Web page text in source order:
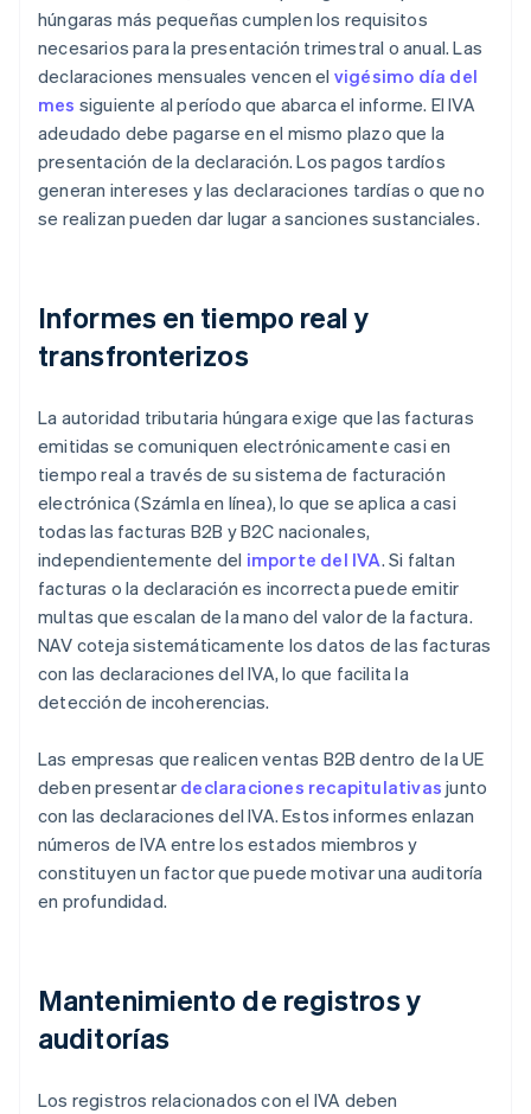
húngaras más pequeñas cumplen los requisitos
necesarios para la presentación trimestral o anual. Las
declaraciones mensuales vencen el vigésimo día del
mes siguiente al período que abarca el informe. El IVA
adeudado debe pagarse en el mismo plazo que la
presentación de la declaración. Los pagos tardíos
generan intereses y las declaraciones tardías o que no
se realizan pueden dar lugar a sanciones sustanciales.
Informes en tiempo real y
transfronterizos
La autoridad tributaria húngara exige que las facturas
emitidas se comuniquen electrónicamente casi en
tiempo real a través de su sistema de facturación
electrónica (Számla en línea), lo que se aplica a casi
todas las facturas B2B y B2C nacionales,
independientemente del importe del IVA. Si faltan
facturas o la declaración es incorrecta puede emitir
multas que escalan de la mano del valor de la factura.
NAV coteja sistemáticamente los datos de las facturas
con las declaraciones del IVA, lo que facilita la
detección de incoherencias.
Las empresas que realicen ventas B2B dentro de la UE
deben presentar declaraciones recapitulativas junto
con las declaraciones del IVA. Estos informes enlazan
números de IVA entre los estados miembros y
constituyen un factor que puede motivar una auditoría
en profundidad.
Mantenimiento de registros y
auditorías
Los registros relacionados con el IVA deben